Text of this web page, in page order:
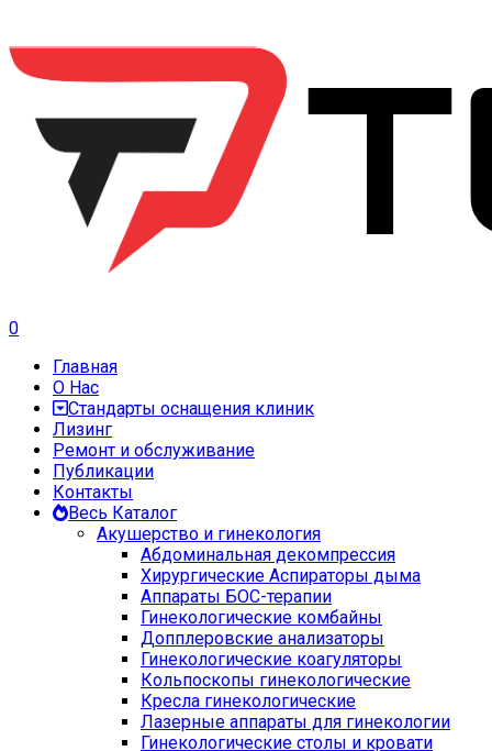
0
Главная
О Нас
Стандарты оснащения клиник
Лизинг
Ремонт и обслуживание
Публикации
Контакты
Весь Каталог
Акушерство и гинекология
Абдоминальная декомпрессия
Хирургические Аспираторы дыма
Аппараты БОС-терапии
Гинекологические комбайны
Допплеровские анализаторы
Гинекологические коагуляторы
Кольпоскопы гинекологические
Кресла гинекологические
Лазерные аппараты для гинекологии
Гинекологические столы и кровати